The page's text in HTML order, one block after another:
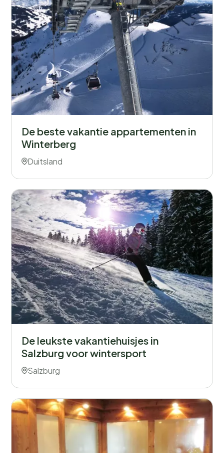
De beste vakantie appartementen in
Winterberg
Duitsland
De leukste vakantiehuisjes in
Salzburg voor wintersport
Salzburg